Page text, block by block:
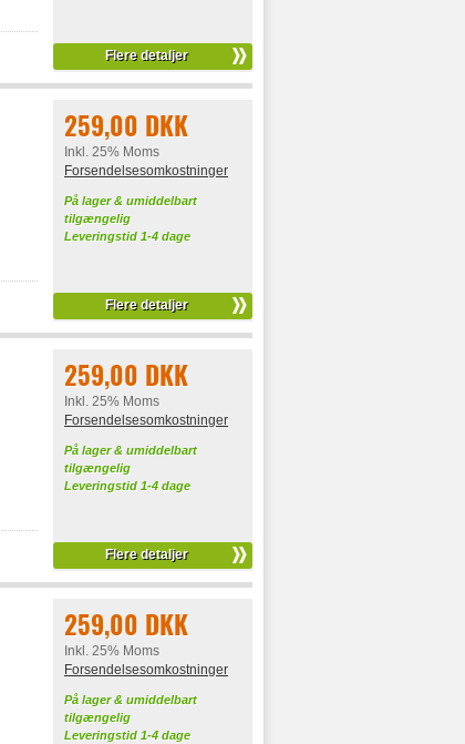
Flere detaljer
259,00 DKK
Inkl. 25% Moms
Forsendelsesomkostninger
På lager & umiddelbart
tilgængelig
Leveringstid 1-4 dage
Flere detaljer
259,00 DKK
Inkl. 25% Moms
Forsendelsesomkostninger
På lager & umiddelbart
tilgængelig
Leveringstid 1-4 dage
Flere detaljer
259,00 DKK
Inkl. 25% Moms
Forsendelsesomkostninger
På lager & umiddelbart
tilgængelig
Leveringstid 1-4 dage